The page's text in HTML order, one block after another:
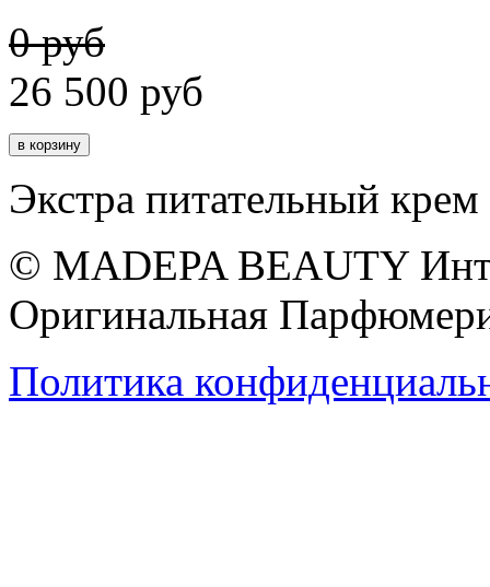
0 руб
26 500 руб
Экстра питательный
© MADEPA BEAUTY
Оригинальная
Политика